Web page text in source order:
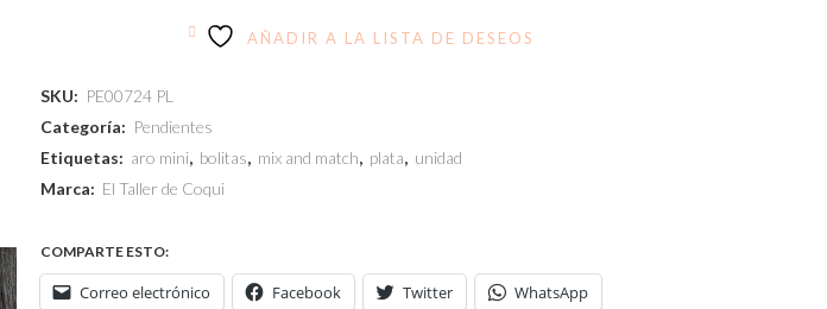
AÑADIR A LA LISTA DE DESEOS
SKU: PE00724 PL
Categoría: Pendientes
Etiquetas: aro mini, bolitas, mix and match, plata, unidad
Marca: El Taller de Coqui
COMPARTE ESTO:
Correo electrónico Facebook Twitter WhatsApp